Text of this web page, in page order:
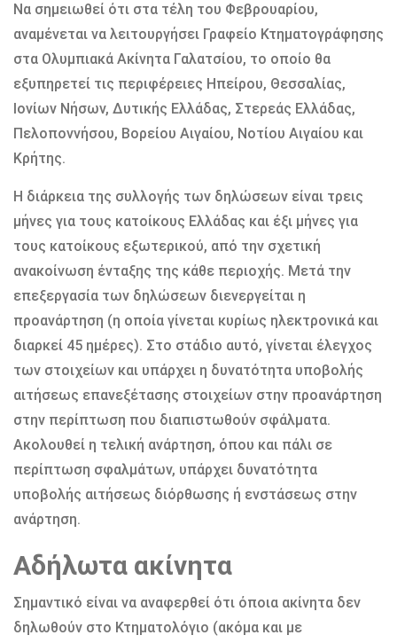
Να σημειωθεί ότι στα τέλη του Φεβρουαρίου,
αναμένεται να λειτουργήσει Γραφείο Κτηματογράφησης
στα Ολυμπιακά Ακίνητα Γαλατσίου, το οποίο θα
εξυπηρετεί τις περιφέρειες Ηπείρου, Θεσσαλίας,
Ιονίων Νήσων, Δυτικής Ελλάδας, Στερεάς Ελλάδας,
Πελοποννήσου, Βορείου Αιγαίου, Νοτίου Αιγαίου και
Κρήτης.
Η διάρκεια της συλλογής των δηλώσεων είναι τρεις
μήνες για τους κατοίκους Ελλάδας και έξι μήνες για
τους κατοίκους εξωτερικού, από την σχετική
ανακοίνωση ένταξης της κάθε περιοχής. Μετά την
επεξεργασία των δηλώσεων διενεργείται η
προανάρτηση (η οποία γίνεται κυρίως ηλεκτρονικά και
διαρκεί 45 ημέρες). Στο στάδιο αυτό, γίνεται έλεγχος
των στοιχείων και υπάρχει η δυνατότητα υποβολής
αιτήσεως επανεξέτασης στοιχείων στην προανάρτηση
στην περίπτωση που διαπιστωθούν σφάλματα.
Ακολουθεί η τελική ανάρτηση, όπου και πάλι σε
περίπτωση σφαλμάτων, υπάρχει δυνατότητα
υποβολής αιτήσεως διόρθωσης ή ενστάσεως στην
ανάρτηση.
Αδήλωτα ακίνητα
Σημαντικό είναι να αναφερθεί ότι όποια ακίνητα δεν
δηλωθούν στο Κτηματολόγιο (ακόμα και με